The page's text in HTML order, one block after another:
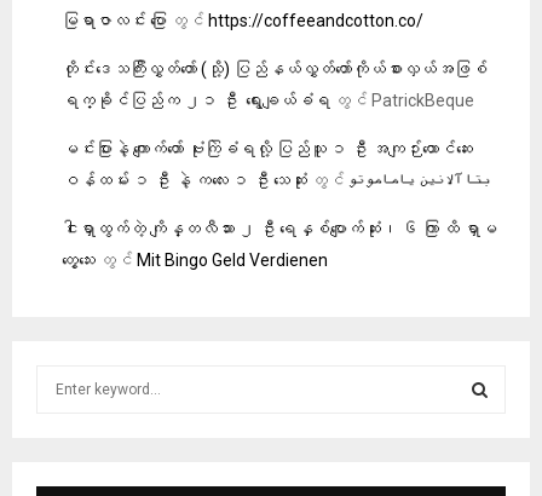
မြရာဇာလင်း ပြော တွင် https://coffeeandcotton.co/
တိုင်းဒေသကြီးလွှတ်တော် (သို့) ပြည်နယ်လွှတ်တော်ကိုယ်စားလှယ်အဖြစ်
ရက္ခိုင်ပြည်က ၂၁ ဦး ‌ ရွေးချယ်ခံရ တွင် PatrickBeque
မင်းပြားနဲ့ ကျောက်တော် ဗုံးကြဲခံရလို့ ပြည်သူ ၁ ဦး အကျဉ်းထောင်ဆေး
ဝန်ထမ်း ၁ ဦး နဲ့ ကလေး ၁ ဦး သေဆုံး တွင် بتا آلانین یاماموتو
ငါးရှာထွက်တဲ့ ကျိန္တလီသား ၂ ဦး ရေနှစ်ပျောက်ဆုံး၊ ၆ ကြာ ထိ ရှာမ
တွေ့သေး တွင် Mit Bingo Geld Verdienen
E